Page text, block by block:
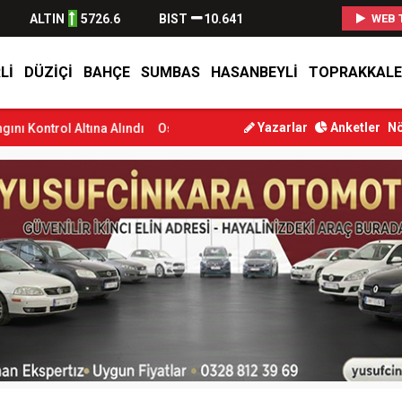
ALTIN 5726.6 BIST 10.641 WEB
DÜZIÇI BAHÇE SUMBAS HASANBEYLI TOPRAKKALE
Alındı Osmaniye’de Tren Çarpması: Genç Yaralandı
Yazarlar Anketler